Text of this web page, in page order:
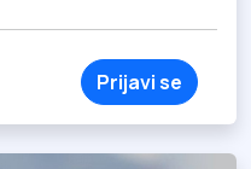
Prijavi se